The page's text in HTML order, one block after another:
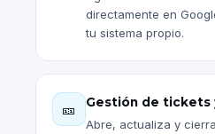
directamente en
tu sistema propio.
🎫
Gestión de tickets
Abre, actualiza y